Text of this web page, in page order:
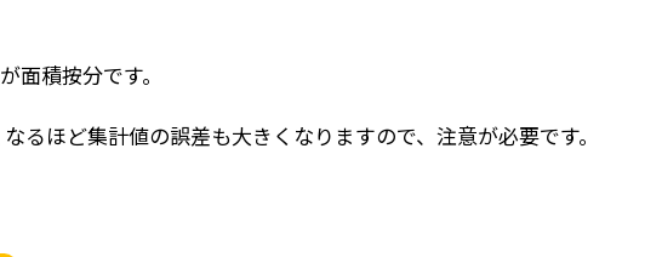
面積按分です。
ほど集計値の誤差も大きくなりますので、注意が必要です。